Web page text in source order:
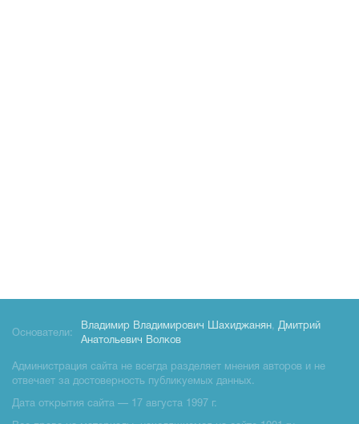
Основатели:
Владимир Владимирович Шахиджанян, Дмитрий
Анатольевич Волков
Администрация сайта не всегда разделяет мнения авторов и не
отвечает за достоверность публикуемых данных.
Дата открытия сайта — 17 августа 1997 г.